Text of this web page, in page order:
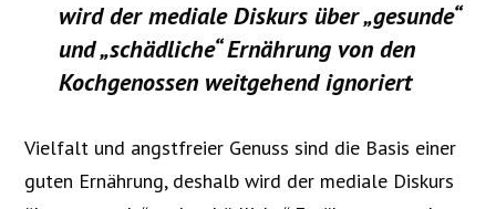
wird der mediale Diskurs über „gesunde“
und „schädliche“ Ernährung von den
Kochgenossen weitgehend ignoriert
Vielfalt und angstfreier Genuss sind die Basis einer
guten Ernährung, deshalb wird der mediale Diskurs